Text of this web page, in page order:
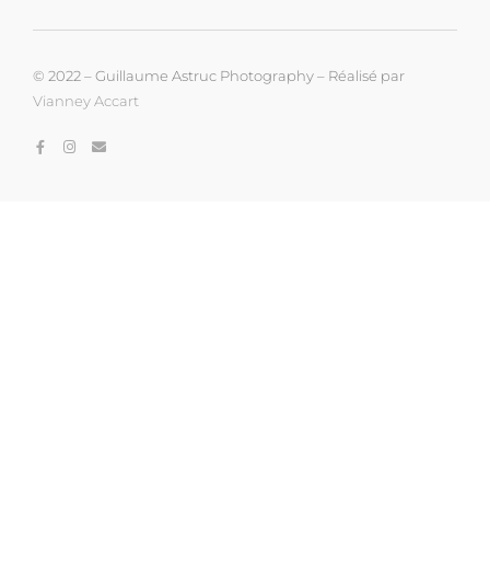
© 2022 – Guillaume Astruc Photography – Réalisé par
Vianney Accart